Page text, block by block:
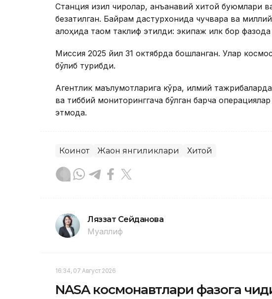
Станция қизил чироқлар, анъанавий хитой буюмлари
безатилган. Байрам дастурхонида чучвара ва
алоҳида таом таклиф этилди: экипаж илк бор
Миссия 2025 йил 31 октябрда бошланган. Улар
бўлиб турибди.
Агентлик маълумотларига кўра, илмий
ва тиббий мониторинггача бўлган барча
этмоқда.
Коинот Жаҳон янгиликлари Хитой
Ляззат Сейданова
Муаллиф
16:34, 07 Август 2026
NASA космонавтлари фазога